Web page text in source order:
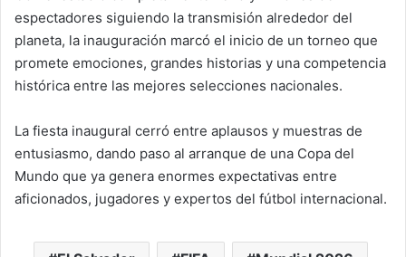
espectadores siguiendo la transmisión alrededor del
planeta, la inauguración marcó el inicio de un torneo que
promete emociones, grandes historias y una competencia
histórica entre las mejores selecciones nacionales.
La fiesta inaugural cerró entre aplausos y muestras de
entusiasmo, dando paso al arranque de una Copa del
Mundo que ya genera enormes expectativas entre
aficionados, jugadores y expertos del fútbol internacional.